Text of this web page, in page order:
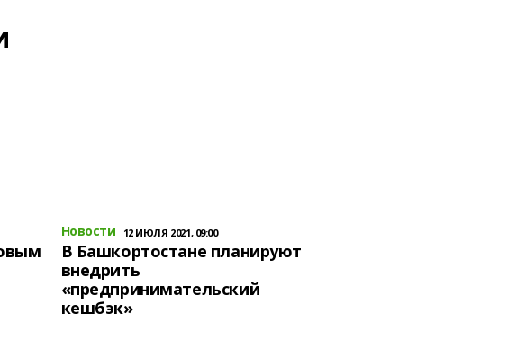
Новости 12 ИЮЛЯ 2021, 09:00
В Башкортостане планируют
внедрить
«предпринимательский
кешбэк»